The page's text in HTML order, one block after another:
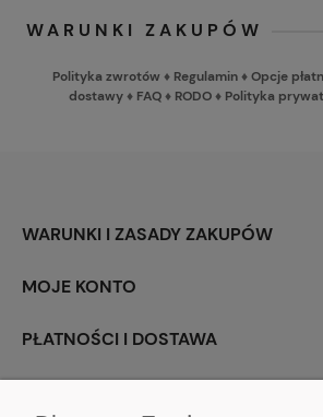
WARUNKI ZAKUPÓW
Polityka zwrotów ♦ Regulamin♦Opcje
dostawy♦ FAQ♦ RODO♦ Polityka
WARUNKI I ZASADY ZAKUPÓW
MOJE KONTO
PŁATNOŚCI I DOSTAWA